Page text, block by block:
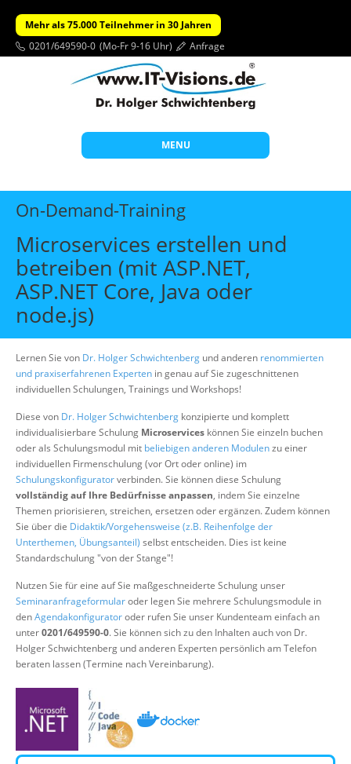
Mehr als 75.000 Teilnehmer in 30 Jahren
0201/649590-0 (Mo-Fr 9-16 Uhr) Anfrage
MENU
Start
Themen
Beratung
Individuelle Schulungen
Offene Seminare
Über uns
Suche
On-Demand-Training
Microservices erstellen und
betreiben (mit ASP.NET,
ASP.NET Core, Java oder
node.js)
Lernen Sie von Dr. Holger Schwichtenberg und anderen renommierten
und praxiserfahrenen Experten in genau auf Sie zugeschnittenen
individuellen Schulungen, Trainings und Workshops!
Diese von Dr. Holger Schwichtenberg konzipierte und komplett
individualisierbare Schulung Microservices können Sie einzeln buchen
oder als Schulungsmodul mit beliebigen anderen Modulenzu einer
individuellen Firmenschulung (vor Ort oder online) im
Schulungskonfiguratorverbinden. Sie können diese Schulung
vollständig auf Ihre Bedürfnisse anpassen, indem Sie einzelne
Themen priorisieren, streichen, ersetzen oder ergänzen. Zudem können
Sie über die Didaktik/Vorgehensweise (z.B. Reihenfolge der
Unterthemen, Übungsanteil) selbst entscheiden. Dies ist keine
Standardschulung "von der Stange"!
Nutzen Sie für eine auf Sie maßgeschneiderte Schulung unser
Seminaranfrageformularoder legen Sie mehrere Schulungsmodule in
denAgendakonfiguratoroder rufen Sie unser Kundenteam einfach an
unter0201/649590-0. Sie können sich zu den Inhalten auch von Dr.
Holger Schwichtenberg und anderen Experten persönlich am Telefon
beraten lassen (Termine nach Vereinbarung).